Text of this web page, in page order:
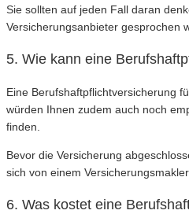
Sie sollten auf jeden Fall daran
Versicherungsanbieter gesprochen
5. Wie kann eine
Eine Berufshaftpflichtversicherung
würden Ihnen zudem auch noch
finden.
Bevor die Versicherung
sich von einem
6. Was kostet eine